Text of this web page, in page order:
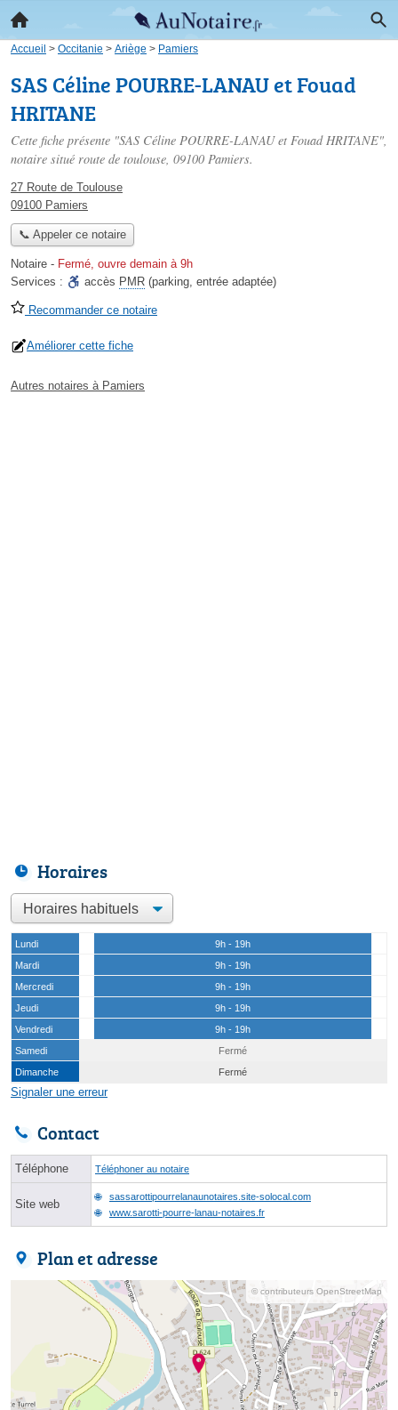
Accueil > Occitanie > Ariège > Pamiers
SAS Céline POURRE-LANAU et Fouad
HRITANE
Cette fiche présente "SAS Céline POURRE-LANAU et Fouad HRITANE",
notaire situé route de toulouse, 09100 Pamiers.
27 Route de Toulouse
09100 Pamiers
📞 Appeler ce notaire
Notaire - Fermé, ouvre demain à 9h
Services :
accès PMR (parking, entrée adaptée)
Recommander ce notaire
Améliorer cette fiche
Autres notaires à Pamiers
Horaires
Lundi
9h - 19h
Mardi
9h - 19h
Mercredi
9h - 19h
Jeudi
9h - 19h
Vendredi
9h - 19h
Samedi
Fermé
Dimanche
Fermé
Signaler une erreur
Contact
Téléphone Téléphoner au notaire
Site web
sassarottipourrelanaunotaires.site-solocal.com
www.sarotti-pourre-lanau-notaires.fr
Plan et adresse
© contributeurs OpenStreetMap